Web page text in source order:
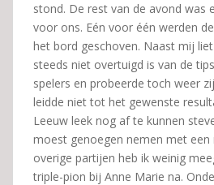
stond. De rest van de avond was
voor ons. Eén voor één werden
het bord geschoven. Naast mij
steeds niet overtuigd is van de
spelers en probeerde toch weer
leidde niet tot het gewenste
Leeuw leek nog af te kunnen
moest genoegen nemen met een
overige partijen heb ik weinig
triple-pion bij Anne Marie na.